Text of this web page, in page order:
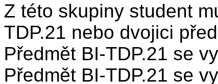
Z této skupiny student
TDP.21 nebo dvojici
Předmět BI-TDP.21 se
Předmět BI-TDP.21 se